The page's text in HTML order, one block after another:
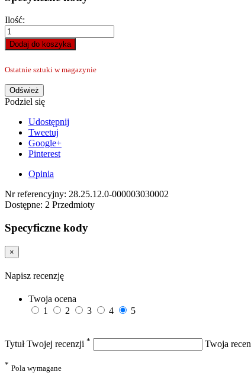
Ilość:
Dodaj do koszyka
Ostatnie sztuki w magazynie
Podziel się
Udostępnij
Tweetuj
Google+
Pinterest
Opinia
Nr referencyjny: 28.25.12.0-000003030002
Dostępne: 2 Przedmioty
Specyficzne kody
×
Napisz recenzję
Twoja ocena
1
2 3 4 5
Tytuł Twojej recenzji * Twoja
* Pola wymagane